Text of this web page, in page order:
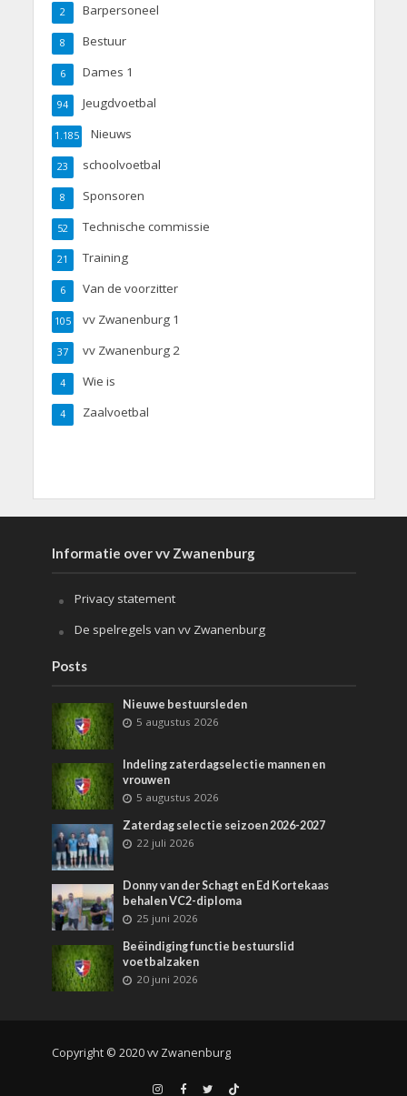
Barpersoneel
2
Bestuur
8
Dames 1
6
Jeugdvoetbal
94
Nieuws
1.185
schoolvoetbal
23
Sponsoren
8
Technische commissie
52
Training
21
Van de voorzitter
6
vv Zwanenburg 1
105
vv Zwanenburg 2
37
Wie is
4
Zaalvoetbal
4
Informatie over vv Zwanenburg
Privacy statement
De spelregels van vv Zwanenburg
Posts
Nieuwe bestuursleden
5 augustus 2026
Indeling zaterdagselectie mannen en
vrouwen
5 augustus 2026
Zaterdag selectie seizoen 2026-2027
22 juli 2026
Donny van der Schagt en Ed Kortekaas
behalen VC2-diploma
25 juni 2026
Beëindiging functie bestuurslid
voetbalzaken
20 juni 2026
Copyright © 2020 vv Zwanenburg